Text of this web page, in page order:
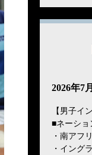
2026年7
【男子イ
■ネーショ
・南アフ
・イング